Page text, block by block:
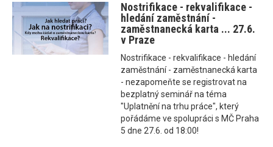
Nostrifikace - rekvalifikace -
hledání zaměstnání -
zaměstnanecká karta ... 27.6.
v Praze
Nostrifikace - rekvalifikace - hledání
zaměstnání - zaměstnanecká karta
- nezapomeňte se registrovat na
bezplatný seminář na téma
"Uplatnění na trhu práce", který
pořádáme ve spolupráci s MČ Praha
5 dne 27.6. od 18:00!